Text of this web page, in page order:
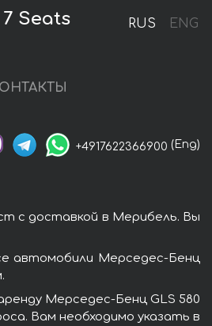
RUS ENG
Seats
+4917622366900 (Eng)
с доставкой в Мерибель. Вы
автомобили Мерседес-Бенц
Мерседес-Бенц GLS 580
Вам необходимо указать в